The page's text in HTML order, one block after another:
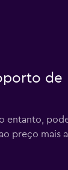
de
entanto,
preço mais